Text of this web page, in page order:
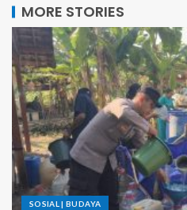
MORE STORIES
SOSIAL | BUDAYA